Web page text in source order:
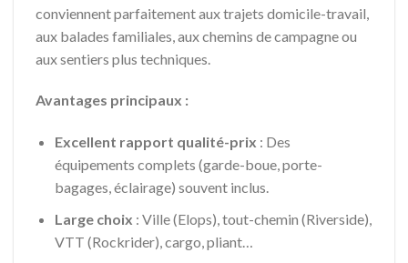
conviennent parfaitement aux trajets domicile-travail,
aux balades familiales, aux chemins de campagne ou
aux sentiers plus techniques.
Avantages principaux :
Excellent rapport qualité-prix : Des
équipements complets (garde-boue, porte-
bagages, éclairage) souvent inclus.
Large choix : Ville (Elops), tout-chemin (Riverside),
VTT (Rockrider), cargo, pliant…